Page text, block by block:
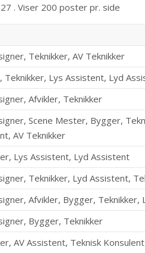
. Viser 200 poster pr. side
Teknikker, AV Teknikker
Teknikker, Lys Assistent, Lyd
Afvikler, Teknikker
Scene Mester, Bygger,
AV Teknikker
Lys Assistent, Lyd Assistent
Teknikker, Lyd Assistent,
Afvikler, Bygger, Teknikker,
Bygger, Teknikker
AV Assistent, Teknisk Konsulent